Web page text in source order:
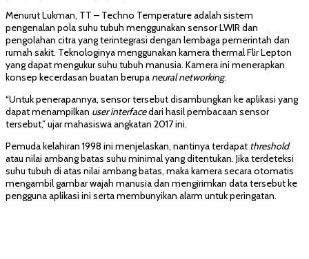
Menurut Lukman, TT – Techno Temperature adalah sistem
pengenalan pola suhu tubuh menggunakan sensor LWIR dan
pengolahan citra yang terintegrasi dengan lembaga pemerintah dan
rumah sakit. Teknologinya menggunakan kamera thermal Flir Lepton
yang dapat mengukur suhu tubuh manusia. Kamera ini menerapkan
konsep kecerdasan buatan berupa neural networking.
“Untuk penerapannya, sensor tersebut disambungkan ke aplikasi yang
dapat menampilkan user interfacedari hasil pembacaan sensor
tersebut,” ujar mahasiswa angkatan 2017 ini.
Pemuda kelahiran 1998 ini menjelaskan, nantinya terdapat threshold
atau nilai ambang batas suhu minimal yang ditentukan. Jika terdeteksi
suhu tubuh di atas nilai ambang batas, maka kamera secara otomatis
mengambil gambar wajah manusia dan mengirimkan data tersebut ke
pengguna aplikasi ini serta membunyikan alarm untuk peringatan.